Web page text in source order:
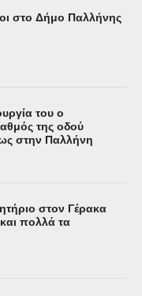
στο Δήμο Παλλήνης
του ο
της οδού
στην Παλλήνη
στον Γέρακα
πολλά τα